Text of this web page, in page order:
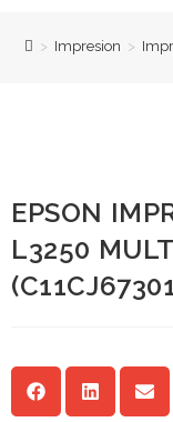
> Impresion >
EPSON
L3250